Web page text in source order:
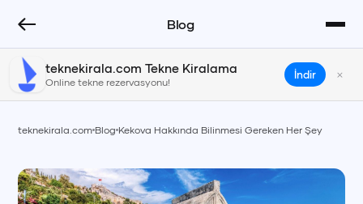
Blog
teknekirala.com Tekne Kiralama
Online tekne rezervasyonu!
İndir ×
teknekirala.com Blog Kekova Hakkında Bilinmesi Gereken Her Şey